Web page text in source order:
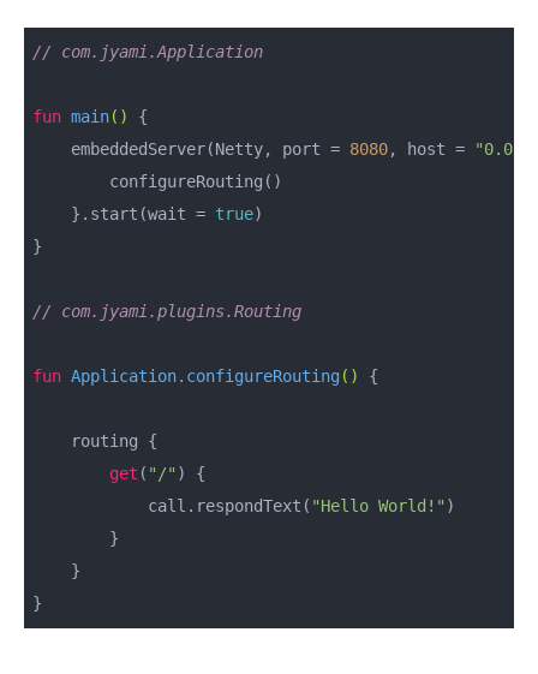
// com.jyami.Application
fun main()
{
    embeddedServer(Netty, port =
8080, host =
        configureRouting()
    }.start(wait =
true)
}
// com.jyami.plugins.Routing
fun Application. configureRouting () {
    routing {
get ( "/" ) {
            call.respondText(
"Hello World!" )
        }
    }
}